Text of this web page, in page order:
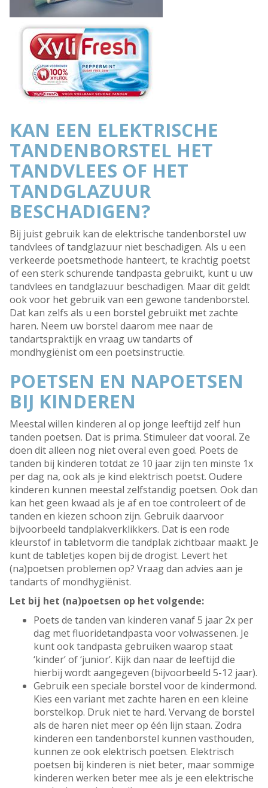
KAN EEN ELEKTRISCHE
TANDENBORSTEL HET
TANDVLEES OF HET
TANDGLAZUUR
BESCHADIGEN?
Bij juist gebruik kan de elektrische tandenborstel uw
tandvlees of tandglazuur niet beschadigen. Als u een
verkeerde poetsmethode hanteert, te krachtig poetst
of een sterk schurende tandpasta gebruikt, kunt u uw
tandvlees en tandglazuur beschadigen. Maar dit geldt
ook voor het gebruik van een gewone tandenborstel.
Dat kan zelfs als u een borstel gebruikt met zachte
haren. Neem uw borstel daarom mee naar de
tandartspraktijk en vraag uw tandarts of
mondhygiënist om een poetsinstructie.
POETSEN EN NAPOETSEN
BIJ KINDEREN
Meestal willen kinderen al op jonge leeftijd zelf hun
tanden poetsen. Dat is prima. Stimuleer dat vooral. Ze
doen dit alleen nog niet overal even goed. Poets de
tanden bij kinderen totdat ze 10 jaar zijn ten minste 1x
per dag na, ook als je kind elektrisch poetst. Oudere
kinderen kunnen meestal zelfstandig poetsen. Ook dan
kan het geen kwaad als je af en toe controleert of de
tanden en kiezen schoon zijn. Gebruik daarvoor
bijvoorbeeld tandplakverklikkers. Dat is een rode
kleurstof in tabletvorm die tandplak zichtbaar maakt. Je
kunt de tabletjes kopen bij de drogist. Levert het
(na)poetsen problemen op? Vraag dan advies aan je
tandarts of mondhygiënist.
Let bij het (na)poetsen op het volgende:
Poets de tanden van kinderen vanaf 5 jaar 2x per
dag met fluoridetandpasta voor volwassenen. Je
kunt ook tandpasta gebruiken waarop staat
‘kinder’ of ‘junior’. Kijk dan naar de leeftijd die
hierbij wordt aangegeven (bijvoorbeeld 5-12 jaar).
Gebruik een speciale borstel voor de kindermond.
Kies een variant met zachte haren en een kleine
borstelkop. Druk niet te hard. Vervang de borstel
als de haren niet meer op één lijn staan. Zodra
kinderen een tandenborstel kunnen vasthouden,
kunnen ze ook elektrisch poetsen. Elektrisch
poetsen bij kinderen is niet beter, maar sommige
kinderen werken beter mee als je een elektrische